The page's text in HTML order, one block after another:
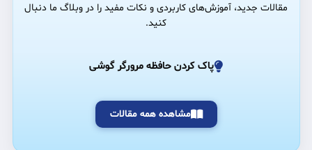
مقالات جدید، آموزش‌های کاربردی و نکات مفید را در وبلاگ ما دنبال
کنید.
پاک کردن حافظه مرورگر گوشی
مشاهده همه مقالات